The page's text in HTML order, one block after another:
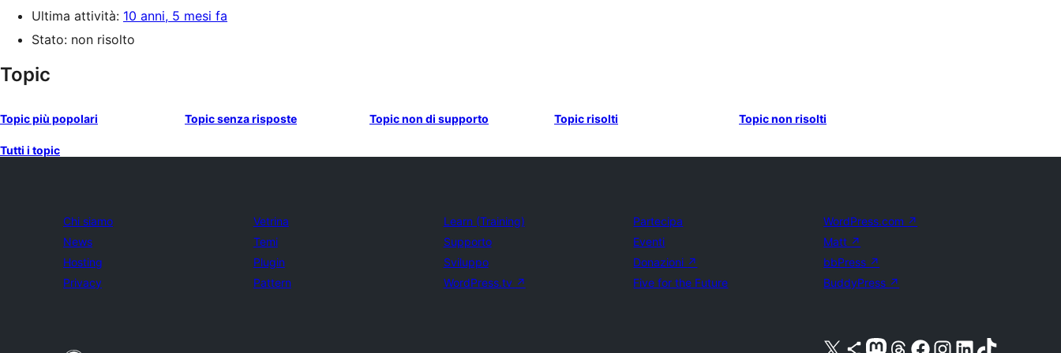
Ultima attività: 10 anni, 5 mesi fa
Stato: non risolto
Topic
Topic più popolari Topic senza risposte Topic non di supporto Topic risolti Topic non risolti
Tutti i topic
Chi siamo
News
Hosting
Privacy
Vetrina
Temi
Plugin
Pattern
Learn (Training)
Supporto
Sviluppo
WordPress.tv ↗
Partecipa
Eventi
Donazioni ↗
Five for the Future
WordPress.com ↗
Matt ↗
bbPress ↗
BuddyPress ↗
Visita il nostro account X (ex Twitter)
Visita il nostro account Bluesky
Visita il nostro account Mastodon
Visita il nostro account Threads
Visita la nostra pagina Facebook
Visita il nostro account Instagram
Visita il nostro account LinkedIn
Visita il nostro account TikTok